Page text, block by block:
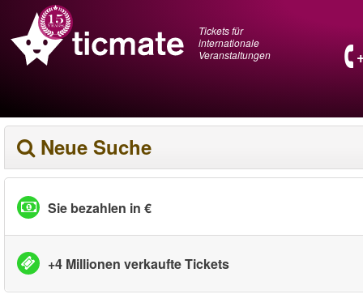
Tickets für
internationale
Veranstaltungen
Neue Suche
Sie bezahlen in €
+4 Millionen verkaufte Tickets